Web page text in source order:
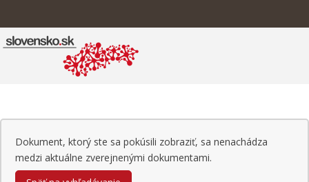
Dokument, ktorý ste sa pokúsili zobraziť, sa nenachádza
medzi aktuálne zverejnenými dokumentami.